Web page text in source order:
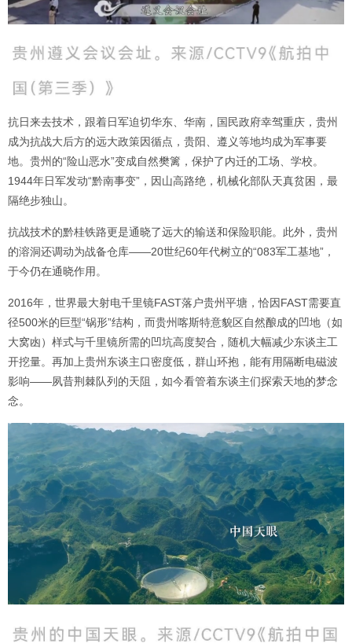
抗日来去技术，跟着日军迫切华东、华南，国民政府幸驾重庆，贵州
成为抗战大后方的远大政策因循点，贵阳、遵义等地均成为军事要
地。贵州的“险山恶水”变成自然樊篱，保护了内迁的工场、学校。
1944年日军发动“黔南事变”，因山高路绝，机械化部队天真贫困，最
隔绝步独山。
抗战技术的黔桂铁路更是通晓了远大的输送和保险职能。此外，贵州
的溶洞还调动为战备仓库——20世纪60年代树立的“083军工基地”，
于今仍在通晓作用。
2016年，世界最大射电千里镜FAST落户贵州平塘，恰因FAST需要直
径500米的巨型“锅形”结构，而贵州喀斯特意貌区自然酿成的凹地（如
大窝凼）样式与千里镜所需的凹坑高度契合，随机大幅减少东谈主工
开挖量。再加上贵州东谈主口密度低，群山环抱，能有用隔断电磁波
影响——夙昔荆棘队列的天阻，如今看管着东谈主们探索天地的梦念
念。